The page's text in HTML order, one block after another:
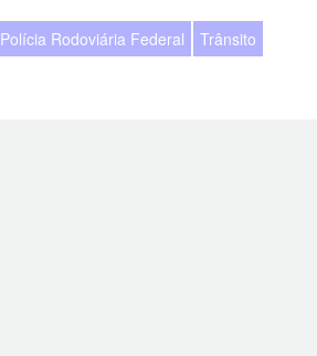
Polícia Rodoviária Federal Trânsito